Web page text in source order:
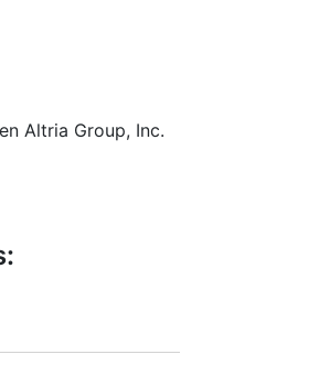
Altria Group, Inc.